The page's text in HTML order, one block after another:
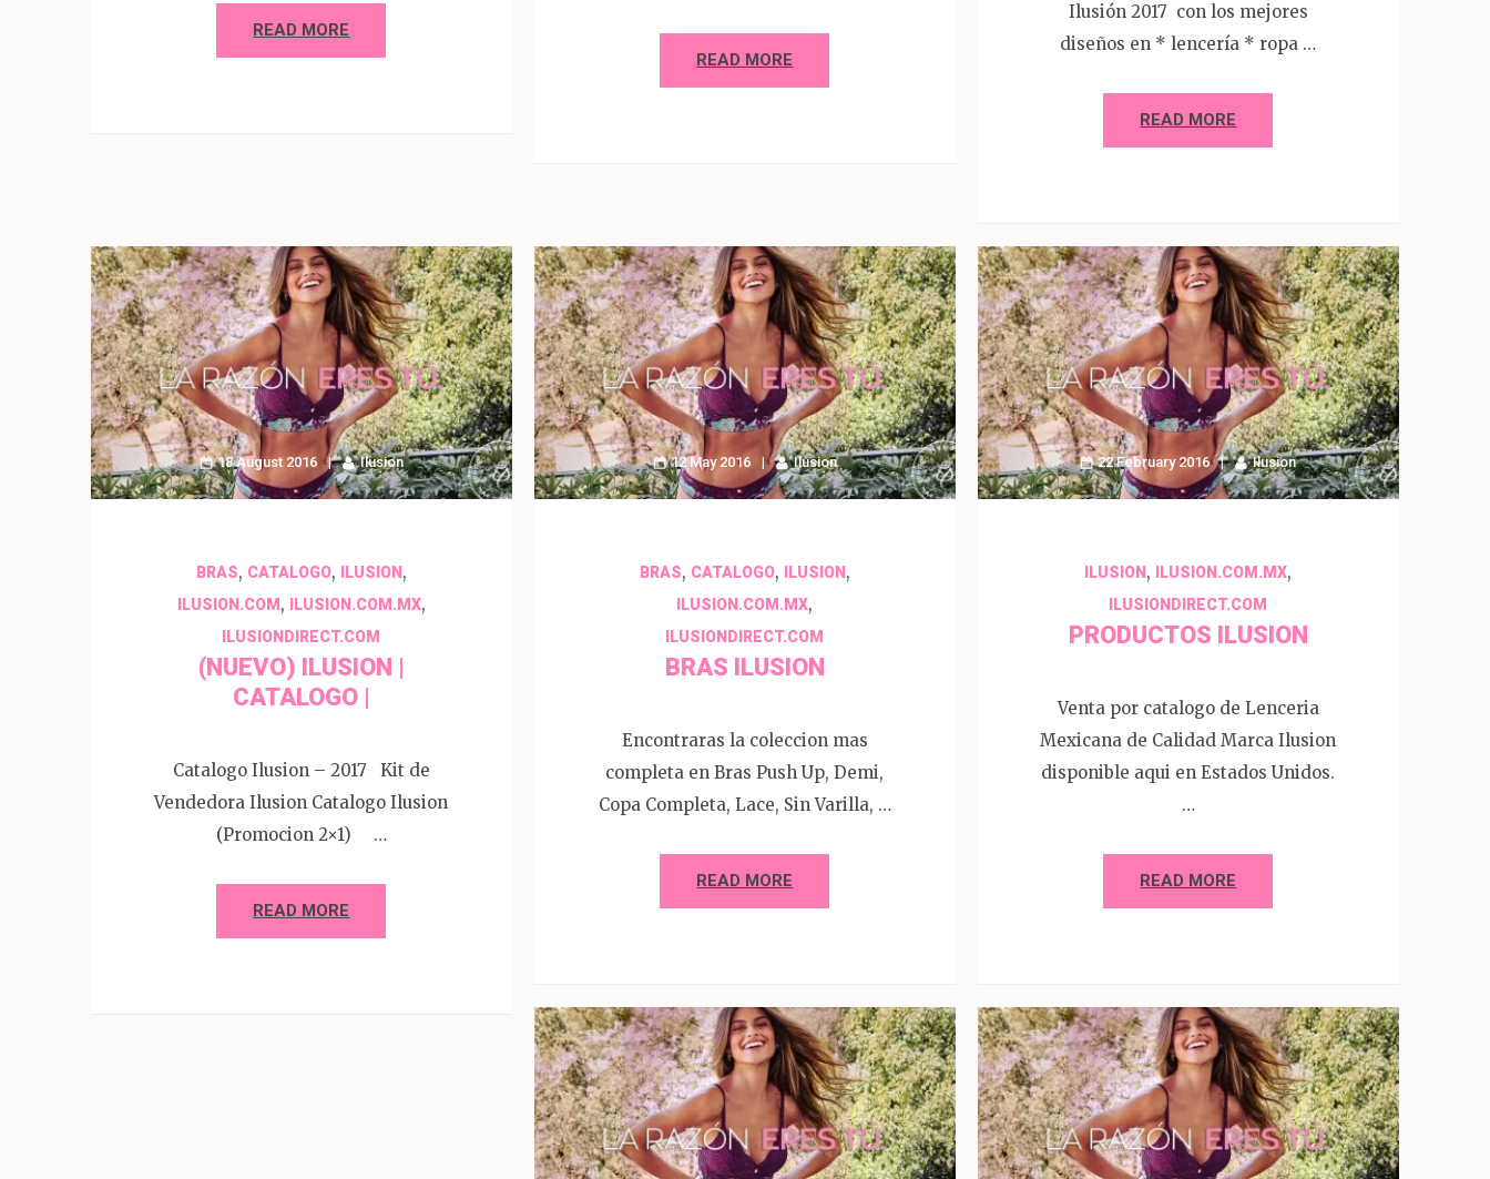
READ MORE
READ MORE
Ilusión 2017 con los mejores
diseños en * lencería * ropa …
READ MORE
18 August 2016 Ilusion
BRAS, CATALOGO, ILUSION,
ILUSION.COM , ILUSION.COM.MX,
ILUSIONDIRECT.COM
(NUEVO) ILUSION |
CATALOGO |
Catalogo Ilusion – 2017 Kit de
Vendedora Ilusion Catalogo Ilusion
(Promocion 2×1) …
READ MORE
12 May 2016 Ilusion
BRAS, CATALOGO, ILUSION,
ILUSION.COM.MX,
ILUSIONDIRECT.COM
BRAS ILUSION
Encontraras la coleccion mas
completa en Bras Push Up, Demi,
Copa Completa, Lace, Sin Varilla, …
READ MORE
22 February 2016 Ilusion
ILUSION , ILUSION.COM.MX,
ILUSIONDIRECT.COM
PRODUCTOS ILUSION
Venta por catalogo de Lenceria
Mexicana de Calidad Marca Ilusion
disponible aqui en Estados Unidos.
…
READ MORE